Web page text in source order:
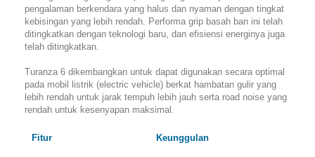
pengalaman berkendara yang halus dan nyaman dengan tingkat
kebisingan yang lebih rendah. Performa grip basah ban ini telah
ditingkatkan dengan teknologi baru, dan efisiensi energinya juga
telah ditingkatkan.
Turanza 6 dikembangkan untuk dapat digunakan secara optimal
pada mobil listrik (electric vehicle) berkat hambatan gulir yang
lebih rendah untuk jarak tempuh lebih jauh serta road noise yang
rendah untuk kesenyapan maksimal.
Fitur Keunggulan